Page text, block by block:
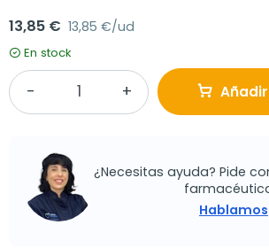
13,85 € 13,85 €/ud
En stock
¿Necesitas ayuda? Pide
Hablamos